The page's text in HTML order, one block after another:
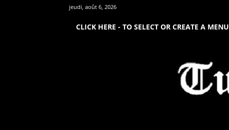
jeudi, août 6, 2026
CLICK HERE - TO SELECT OR CREATE A MENU